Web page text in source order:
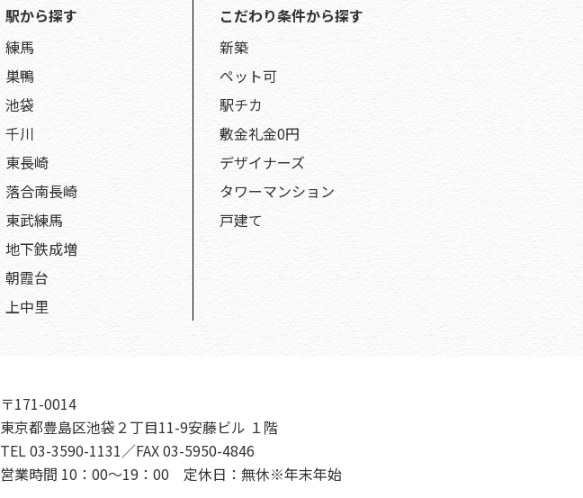
駅から探す
練馬
巣鴨
池袋
千川
東長崎
落合南長崎
東武練馬
地下鉄成増
朝霞台
上中里
こだわり条件から探す
新築
ペット可
駅チカ
敷金礼金0円
デザイナーズ
タワーマンション
戸建て
〒171-0014
東京都豊島区池袋２丁目11-9安藤ビル １階
TEL 03-3590-1131／FAX 03-5950-4846
営業時間 10：00～19：00 定休日：無休※年末年始